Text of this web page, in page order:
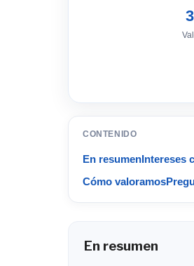
CONTENIDO
En resumen Intereses
Cómo valoramos
En resumen